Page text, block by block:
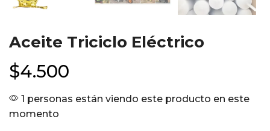
Aceite Triciclo Eléctrico
$4.500
1 personas están viendo este producto en este
momento